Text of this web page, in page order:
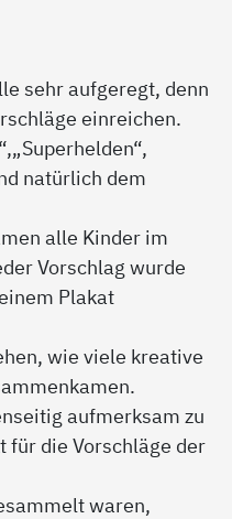
sehr aufgeregt, denn
einreichen.
natürlich dem
alle Kinder im
Vorschlag wurde
Plakat
wie viele kreative
aufmerksam zu
für die Vorschläge der
waren,